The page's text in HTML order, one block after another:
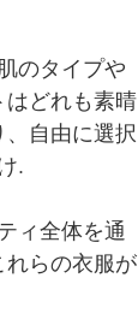
のタイプや
はどれも素晴
自由に選択
.
ィ全体を通
れらの衣服が